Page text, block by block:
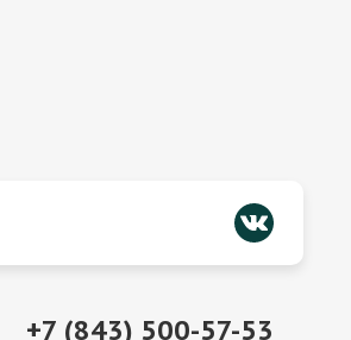
+7 (843) 500-57-53